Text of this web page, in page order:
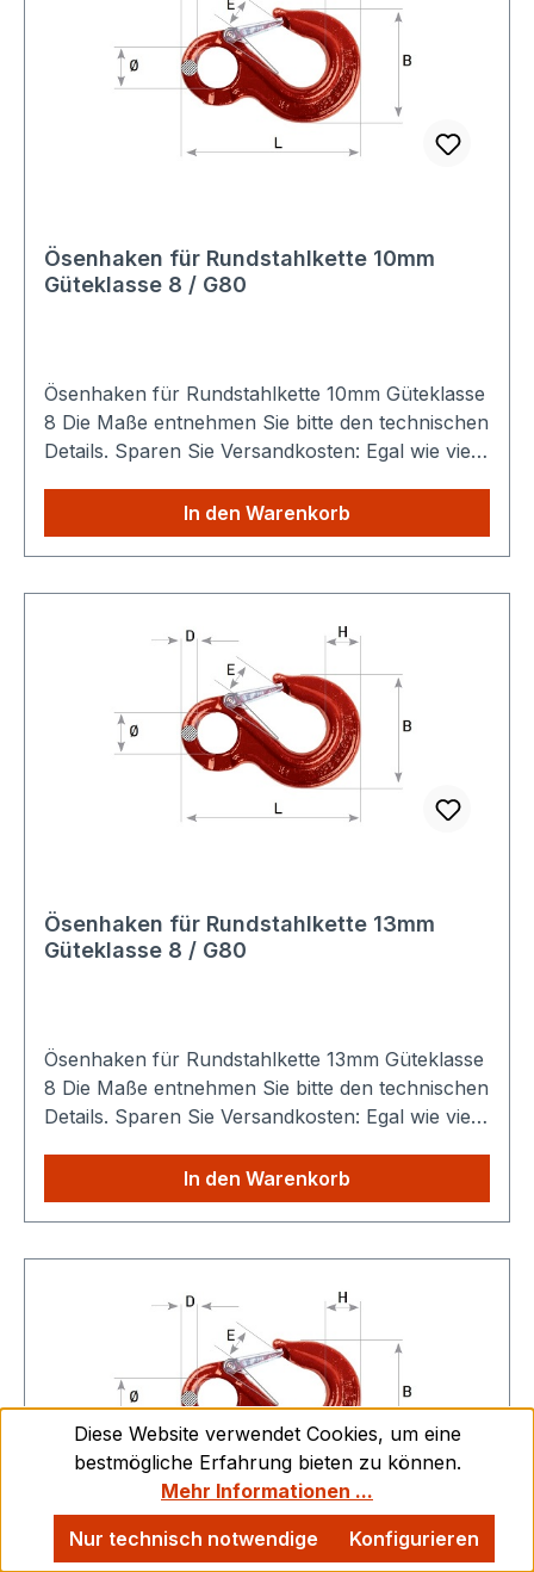
Ösenhaken für Rundstahlkette 10mm
Güteklasse 8 / G80
Ösenhaken für Rundstahlkette 10mm Güteklasse
8 Die Maße entnehmen Sie bitte den technischen
Details. Sparen Sie Versandkosten: Egal wie viele
zahlen nur einmalig die höheren Versandkosten.
In den Warenkorb
Ösenhaken für Rundstahlkette 13mm
Güteklasse 8 / G80
Ösenhaken für Rundstahlkette 13mm Güteklasse
8 Die Maße entnehmen Sie bitte den technischen
Details. Sparen Sie Versandkosten: Egal wie viele
zahlen nur einmalig die höheren Versandkosten.
In den Warenkorb
Diese Website verwendet Cookies, um eine
bestmögliche Erfahrung bieten zu können.
Mehr Informationen ...
Nur technisch notwendige
Konfigurieren